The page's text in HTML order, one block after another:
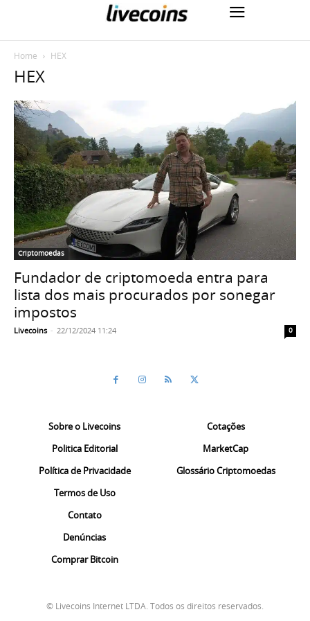
Home HEX
HEX
Criptomoedas
Fundador de criptomoeda entra para
lista dos mais procurados por sonegar
impostos
Livecoins - 22/12/2024 11:24 0
Sobre o Livecoins
Politica Editorial
Política de Privacidade
Termos de Uso
Contato
Denúncias
Comprar Bitcoin
Cotações
MarketCap
Glossário Criptomoedas
© Livecoins Internet LTDA. Todos os direitos reservados.